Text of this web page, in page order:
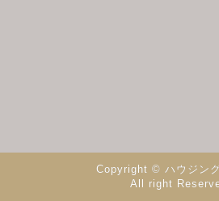
Copyright © ハウジン
All right